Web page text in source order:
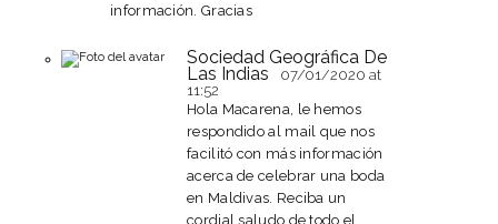
información. Gracias
Sociedad Geográfica De
Las Indias 07/01/2020 at
11:52
Hola Macarena, le hemos
respondido al mail que nos
facilitó con más información
acerca de celebrar una boda
en Maldivas. Reciba un
cordial saludo de todo el